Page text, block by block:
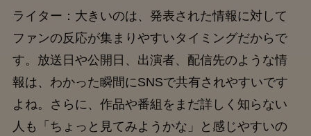
ライター：大きいのは、発表された情報に対して
ファンの反応が集まりやすいタイミングだからで
す。放送日や公開日、出演者、配信先のような情
報は、わかった瞬間にSNSで共有されやすいです
よね。さらに、作品や番組をまだ詳しく知らない
人も「ちょっと見てみようかな」と感じやすいの